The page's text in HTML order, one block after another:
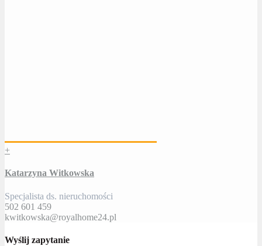
+
Katarzyna Witkowska
Specjalista ds. nieruchomości
502 601 459
kwitkowska@royalhome24.pl
Wyślij zapytanie